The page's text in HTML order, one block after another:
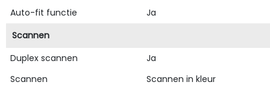
Auto-fit functie
Ja
Scannen
Duplex scannen
Ja
Scannen
Scannen in kleur